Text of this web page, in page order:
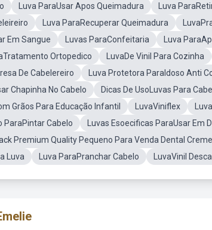
Luva ParaUsar Apos Queimadura Luva
Luva ParaRecuperar Queimadura
Em Sangue
Luvas ParaConfeitaria Luva
Ortopedico
LuvaDe Vinil Para Cozinha
De Cabelereiro
Luva Protetora ParaIdoso Anti
Chapinha No Cabelo
Dicas De UsoLuvas Para
Grãos Para Educação Infantil
LuvaViniflex
ParaPintar Cabelo
Luvas Esoecificas ParaUsar Em
Premium Quality Pequeno Para Venda Dental
Luva
Luva ParaPranchar Cabelo LuvaVinil